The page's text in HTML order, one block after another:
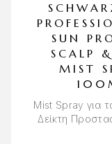
SUN
SCALP
MIST
Mist Spray για
Δείκτη